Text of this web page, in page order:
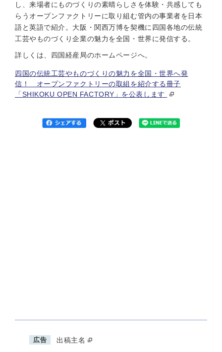
し、来場者にものづくりの素晴らしさを体験・共感しても
らうオープンファクトリーに取り組む管内の事業者を日本
語と英語で紹介。大阪・関西万博を契機に四国各地の伝統
工芸やものづくり企業の魅力を全国・世界に発信する。
詳しくは、四国経産局のホームページへ。
四国の伝統工芸やものづくりの魅力を全国・世界へ発
信！ オープンファクトリーの取組を紹介する冊子
「SHIKOKU OPEN FACTORY」を公表します
広告 出稿主名